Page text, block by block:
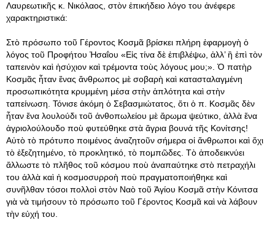
Λαυρεωτικῆς κ. Νικόλαος, στὸν ἐπικήδειο λόγο του ἀνέφερε
χαρακτηριστικά:
Στὸ πρόσωπο τοῦ Γέροντος Κοσμᾶ βρίσκει πλήρη ἐφαρμογὴ ὁ
λόγος τοῦ Προφήτου Ἠσαΐου «Εἰς τίνα δὲ ἐπιβλέψω, ἀλλ’ ἢ ἐπὶ τὸν
ταπεινὸν καὶ ἡσύχιον καὶ τρέμοντα τοὺς λόγους μου;». Ὁ πατὴρ
Κοσμᾶς ἦταν ἕνας ἄνθρωπος μὲ σοβαρὴ καὶ κατασταλαγμένη
προσωπικότητα κρυμμένη μέσα στὴν ἁπλότητα καὶ στὴν
ταπείνωση. Τόνισε ἀκόμη ὁ Σεβασμιώτατος, ὅτι ὁ π. Κοσμᾶς δὲν
ἦταν ἕνα λουλούδι τοῦ ἀνθοπωλείου μὲ ἄρωμα ψεύτικο, ἀλλὰ ἕνα
ἀγριολούλουδο ποὺ φυτεύθηκε στὰ ἄγρια βουνά τῆς Κονίτσης!
Αὐτὸ τὸ πρότυπο ποιμένος ἀναζητοῦν σήμερα οἱ ἄνθρωποι καὶ ὄχι
τὸ ἐξεζητημένο, τὸ προκλητικό, τὸ πομπῶδες. Τὸ ἀποδεικνύει
ἄλλωστε τὸ πλῆθος τοῦ κόσμου ποὺ ἀναπαύτηκε στὸ πετραχήλι
του ἀλλὰ καὶ ἡ κοσμοσυρροὴ ποὺ πραγματοποιήθηκε καὶ
συνῆλθαν τόσοι πολλοὶ στὸν Ναὸ τοῦ Ἁγίου Κοσμᾶ στὴν Κόνιτσα
γιὰ νὰ τιμήσουν τὸ πρόσωπο τοῦ Γέροντος Κοσμᾶ καὶ νὰ λάβουν
τὴν εὐχή του.